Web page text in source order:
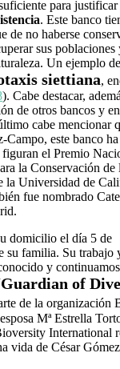
para
. Este banco
de no haberse
sus poblaciones
Un ejemplo
siettiana,
). Cabe destacar,
de otros bancos y
cabe mencionar
Campo, este banco
figuran el Premio
la Conservación de
la Universidad de
fue nombrado
domicilio el día 5 de
su familia. Su trabajo
y
of
de la organización
Mª Estrella
International
vida de César